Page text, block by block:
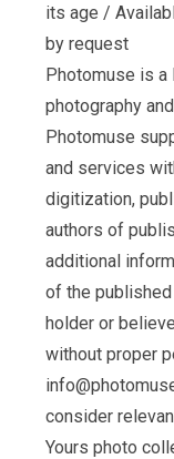
its age /
by request
Photomuse is a
photography
Photomuse
and services
digitization,
authors of
additional
of the
holder or
without proper
consider
Yours photo